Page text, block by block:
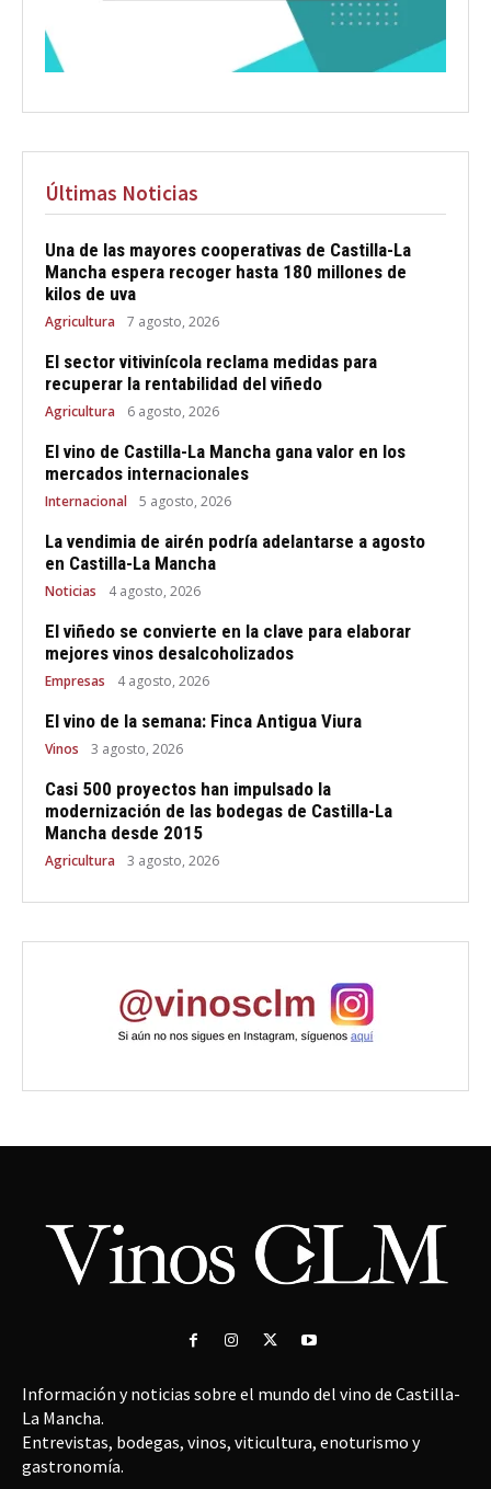
Últimas Noticias
Una de las mayores cooperativas de Castilla-La
Mancha espera recoger hasta 180 millones de
kilos de uva
Agricultura 7 agosto, 2026
El sector vitivinícola reclama medidas para
recuperar la rentabilidad del viñedo
Agricultura 6 agosto, 2026
El vino de Castilla-La Mancha gana valor en los
mercados internacionales
Internacional 5 agosto, 2026
La vendimia de airén podría adelantarse a agosto
en Castilla-La Mancha
Noticias 4 agosto, 2026
El viñedo se convierte en la clave para elaborar
mejores vinos desalcoholizados
Empresas 4 agosto, 2026
El vino de la semana: Finca Antigua Viura
Vinos 3 agosto, 2026
Casi 500 proyectos han impulsado la
modernización de las bodegas de Castilla-La
Mancha desde 2015
Agricultura 3 agosto, 2026
Información y noticias sobre el mundo del vino de Castilla-
La Mancha.
Entrevistas, bodegas, vinos, viticultura, enoturismo y
gastronomía.